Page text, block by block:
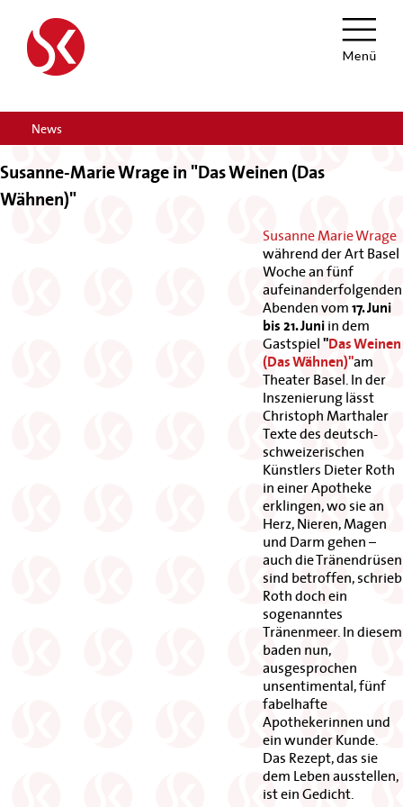
News
Susanne-Marie Wrage in "Das Weinen (Das
Wähnen)"
Susanne Marie Wrage
während der Art Basel
Woche an fünf
aufeinanderfolgenden
Abenden vom17. Juni
bis 21. Juniin dem
Gastspiel"Das Weinen
(Das Wähnen)"am
Theater Basel. In der
Inszenierung lässt
Christoph Marthaler
Texte des deutsch-
schweizerischen
Künstlers Dieter Roth
in einer Apotheke
erklingen, wo sie an
Herz, Nieren, Magen
und Darm gehen –
auch die Tränendrüsen
sind betroffen, schrieb
Roth doch ein
sogenanntes
Tränenmeer. In diesem
baden nun,
ausgesprochen
unsentimental, fünf
fabelhafte
Apothekerinnen und
ein wunder Kunde.
Das Rezept, das sie
dem Leben ausstellen,
ist ein Gedicht.